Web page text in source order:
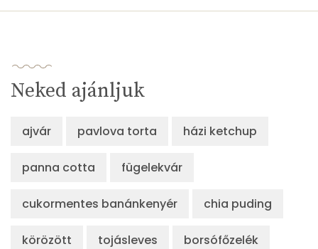
Neked ajánljuk
ajvár pavlova torta házi ketchup
panna cotta fügelekvár
cukormentes banánkenyér chia puding
körözött tojásleves borsófőzelék